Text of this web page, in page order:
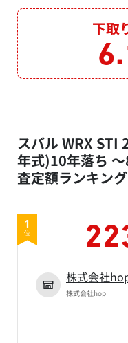
下取
スバル WRX STI
年式)10年落ち
査定額ランキング
1
位
株式会社
株式会社hop